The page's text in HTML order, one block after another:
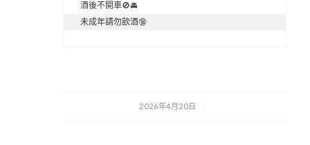
酒後不開車🚫🚘
未成年請勿飲酒🔞
2026年4月20日
/